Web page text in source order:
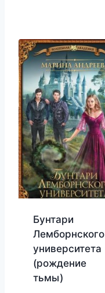
Бунтари
Лемборнского
университета
(рождение
тьмы)